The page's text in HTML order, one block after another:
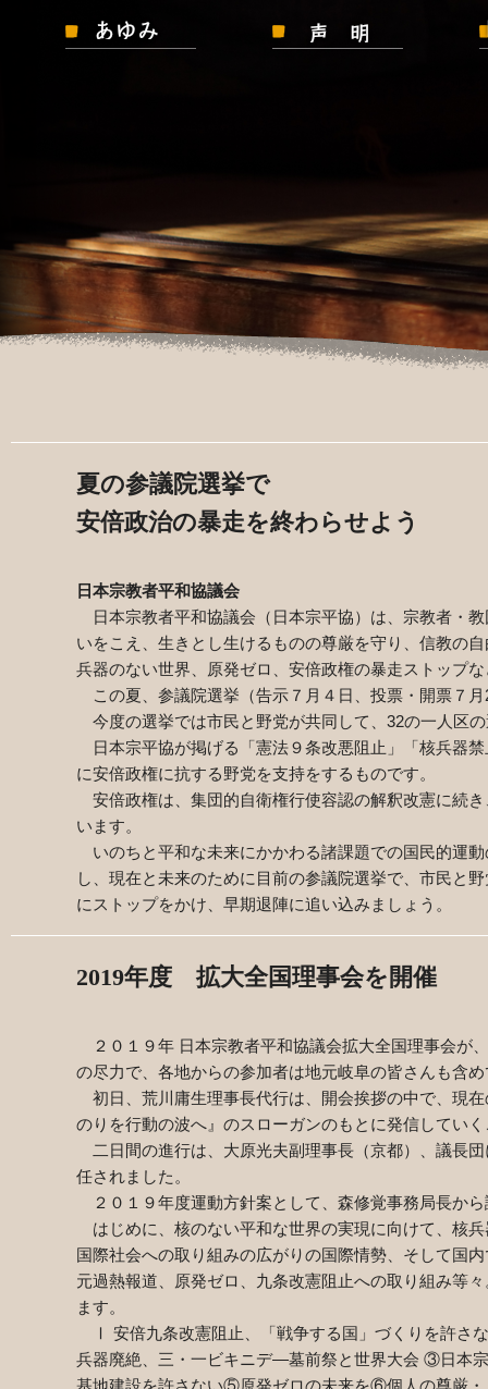
夏の参議院選挙で
安倍政治の暴走を終わらせよう
日本宗教者平和協議会
日本宗教者平和協議会（日本宗平協）は、宗教者・
いをこえ、生きとし生けるものの尊厳を守り、信教の
兵器のない世界、原発ゼロ、安倍政権の暴走ストップ
この夏、参議院選挙（告示７月４日、投票・開票７月
今度の選挙では市民と野党が共同して、 32の一人区
日本宗平協が掲げる「憲法９条改悪阻止」「核兵器
に安倍政権に抗する野党を支持をするものです。
安倍政権は、集団的自衛権行使容認の解釈改憲に続
います。
いのちと平和な未来にかかわる諸課題での国民的運
し、現在と未来のために目前の参議院選挙で、市民と
にストップをかけ、早期退陣に追い込みましょう。
2019年度 拡大全国理事会を開催
２０１９年 日本宗教者平和協議会拡大全国理事会が
の尽力で、各地からの参加者は地元岐阜の皆さんも含
初日、荒川庸生理事長代行は、開会挨拶の中で、現
のりを行動の波へ』のスローガンのもとに発信してい
二日間の進行は、大原光夫副理事長（京都）、議長
任されました。
２０１９年度運動方針案として、森修覚事務局長か
はじめに、核のない平和な世界の実現に向けて、核
国際社会への取り組みの広がりの国際情勢、そして国
元過熱報道、原発ゼロ、九条改憲阻止への取り組み等
ます。
Ⅰ 安倍九条改憲阻止、「戦争する国」づくりを許
兵器廃絶、三・一ビキニデ―墓前祭と世界大会 ③日本
基地建設を許さない⑤原発ゼロの未来を⑥個人の尊厳